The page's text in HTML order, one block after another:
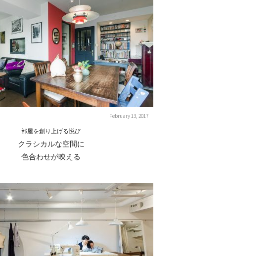
February 13, 2017
部屋を創り上げる悦び
クラシカルな空間に
色合わせが映える